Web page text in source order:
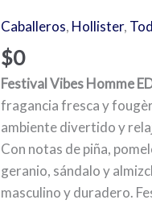
Caballeros, Hollister,
$0
Festival Vibes Homme
fragancia fresca y
ambiente divertido y
Con notas de piña,
geranio, sándalo y
masculino y duradero.